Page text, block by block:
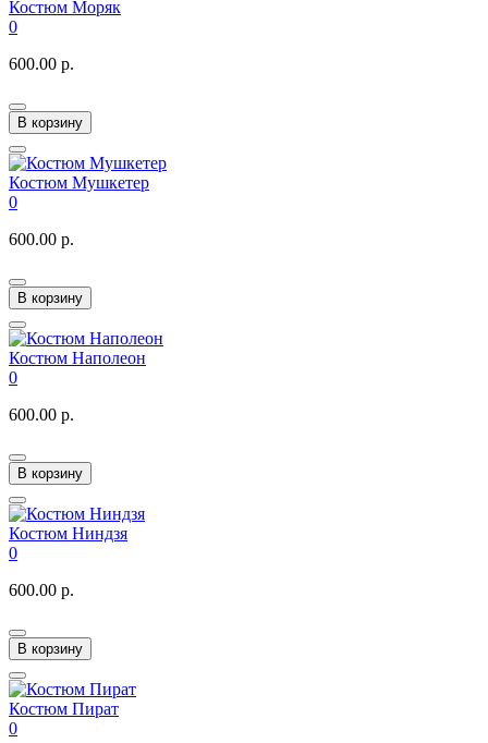
Костюм Моряк
0
600.00 р.
В корзину
Костюм Мушкетер
0
600.00 р.
В корзину
Костюм Наполеон
0
600.00 р.
В корзину
Костюм Ниндзя
0
600.00 р.
В корзину
Костюм Пират
0